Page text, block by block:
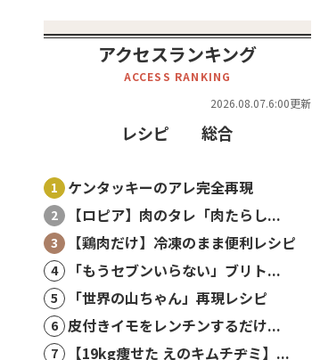
アクセスランキング
ACCESS RANKING
2026.08.07.6:00更新
レシピ 総合
ケンタッキーのアレ完全再現
【ロピア】肉のタレ「肉たらし...
【鶏肉だけ】冷凍のまま便利レシピ
「もうセブンいらない」ブリト...
「世界の山ちゃん」再現レシピ
皮付きイモをレンチンするだけ...
【19kg痩せた えのキムチヂミ】...